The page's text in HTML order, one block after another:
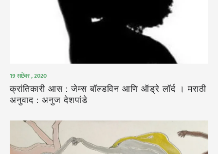
19 सप्टेंबर , 2020
क्रांतिकारी आस : जेम्स बॉल्डविन आणि ऑड्रे लॉर्द । मराठी
अनुवाद : अनुज देशपांडे